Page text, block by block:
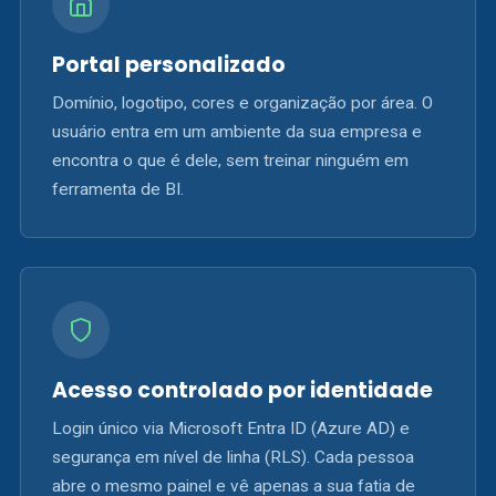
Portal personalizado
Domínio, logotipo, cores e organização por área. O
usuário entra em um ambiente da sua empresa e
encontra o que é dele, sem treinar ninguém em
ferramenta de BI.
Acesso controlado por identidade
Login único via Microsoft Entra ID (Azure AD) e
segurança em nível de linha (RLS). Cada pessoa
abre o mesmo painel e vê apenas a sua fatia de